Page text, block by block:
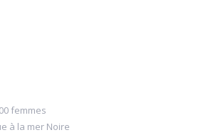
femmes
à la mer Noire